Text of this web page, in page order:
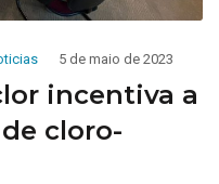
5 de maio de 2023
incentiva a
cloro-